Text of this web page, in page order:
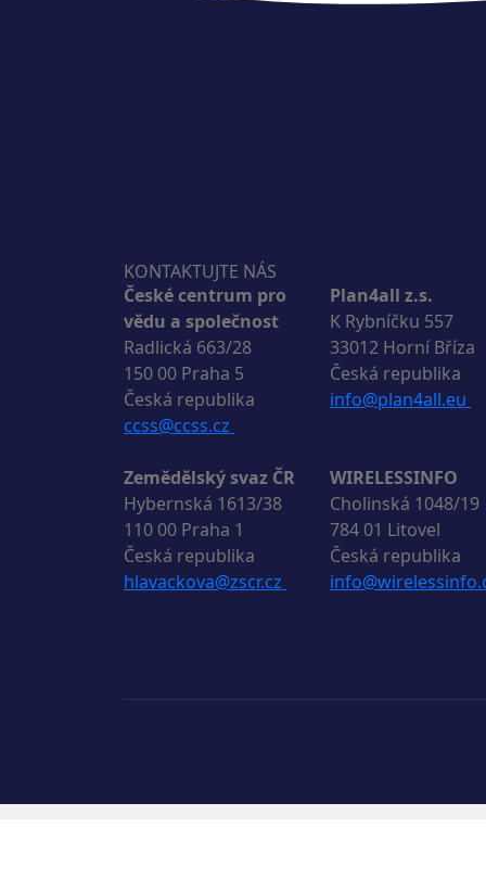
KONTAKTUJTE NÁS
České centrum pro
vědu a společnost
Radlická 663/28
150 00 Praha 5
Česká republika
ccss@ccss.cz
Plan4all z.s.
K Rybníčku 557
33012 Horní Bříza
Česká republika
info@plan4all.eu
Zemědělský svaz ČR
Hybernská 1613/38
110 00 Praha 1
Česká republika
hlavackova@zscr.cz
WIRELESSINFO
Cholinská 1048/19
784 01 Litovel
Česká republika